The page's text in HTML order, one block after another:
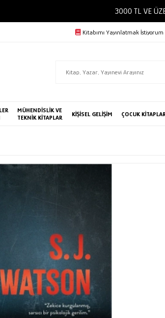
3000 TL VE
Kitabımı Yayınlatmak İstiyorum
MÜHENDİSLİK VE
TEKNİK KİTAPLAR
KİŞİSEL GELİŞİM ÇOCUK